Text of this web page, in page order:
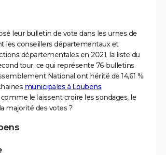
leur bulletin de vote dans les urnes de
les conseillers départementaux et
départementales en 2021, la liste du
tour, ce qui représente 76 bulletins
National ont hérité de 14,61 %
municipales à Loubens
le laissent croire les sondages, le
majorité des votes ?